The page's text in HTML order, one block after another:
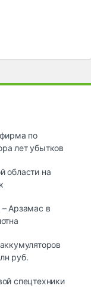
по
лет убытков
области на
Арзамас в
руб.
спецтехники